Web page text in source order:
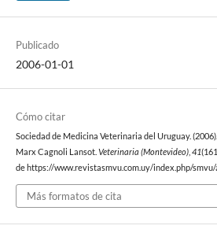
Publicado
2006-01-01
Cómo citar
Sociedad de Medicina Veterinaria del Uruguay.
Marx Cagnoli Lansot. Veterinaria (Montevideo), 41
de https://www.revistasmvu.com.uy/index.php/
Más formatos de cita